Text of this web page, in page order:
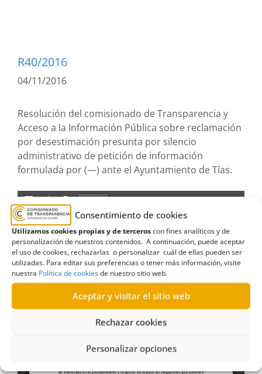
Consentimiento de cookies
Utilizamos cookies propias y de terceroscon fines analíticos y de
personalización de nuestros contenidos. A continuación, puede aceptar
el uso de cookies, rechazarlas o personalizar cuál de ellas pueden ser
utilizadas. Para editar sus preferencias o tener más información, visite
nuestra Política de cookiesde nuestro sitio web.
Aceptar y visitar el sitio web
Rechazar cookies
Personalizar opciones
R40/2016
04/11/2016
Resolución del comisionado de Transparencia y
Acceso a la Información Pública sobre reclamación
por desestimación presunta por silencio
administrativo de petición de información
formulada por (—) ante el Ayuntamiento de Tías.